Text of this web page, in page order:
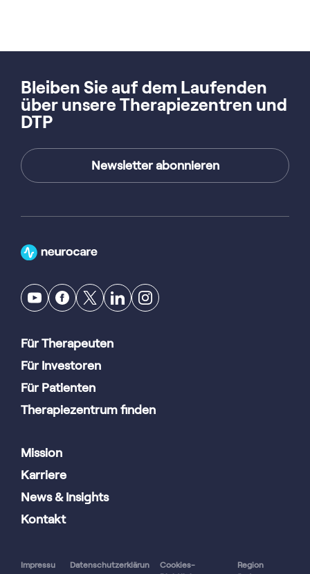
Bleiben Sie auf dem Laufenden
über unsere Therapiezentren und
DTP
Newsletter abonnieren
Für Therapeuten
Für Investoren
Für Patienten
Therapiezentrum finden
Mission
Karriere
News & Insights
Kontakt
Impressu
Datenschutzerklärun
Cookies-
Region